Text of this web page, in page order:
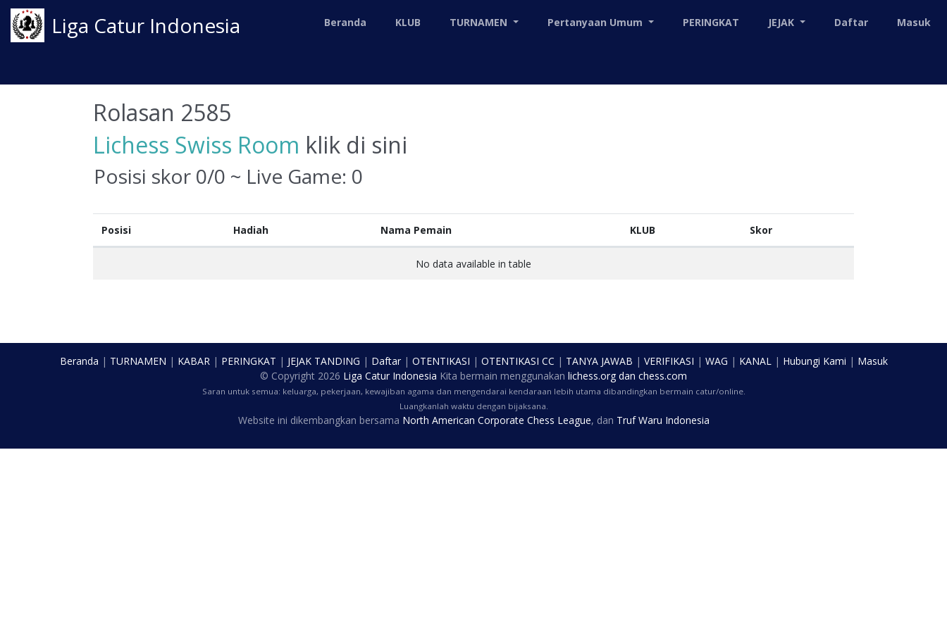
Liga Catur Indonesia Beranda KLUB TURNAMEN Pertanyaan Umum PERINGKAT JEJAK Daftar Masuk
Rolasan 2585
Lichess Swiss Room klik di sini
Posisi skor 0/0 ~ Live Game: 0
Posisi Hadiah Nama Pemain KLUB Skor
No data available in table
Beranda | TURNAMEN | KABAR| PERINGKAT | JEJAK TANDING | Daftar| OTENTIKASI | OTENTIKASI CC | TANYA JAWAB | VERIFIKASI | WAG | KANAL| Hubungi Kami | Masuk
© Copyright 2026 Liga Catur Indonesia Kita bermain menggunakan lichess.org dan chess.com
Saran untuk semua: keluarga, pekerjaan, kewajiban agama dan mengendarai kendaraan lebih utama dibandingkan bermain catur/online.
Luangkanlah waktu dengan bijaksana.
Website ini dikembangkan bersama North American Corporate Chess League, dan Truf Waru Indonesia